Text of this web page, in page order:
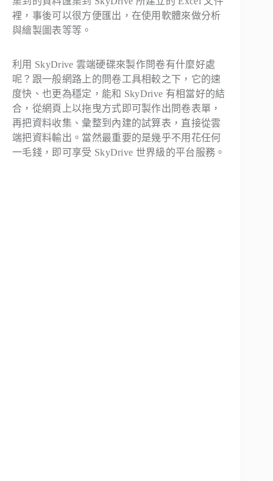
裡，事後可以很方便匯出，在使用軟體來做分析
與繪製圖表等等。
利用 SkyDrive 雲端硬碟來製作問卷有什麼好處
呢？跟一般網路上的問卷工具相較之下，它的速
度快、也更為穩定，能和 SkyDrive 有相當好的結
合，從網頁上以拖曳方式即可製作出問卷表單，
再把資料收集、彙整到內建的試算表，直接從雲
端把資料輸出。當然最重要的是幾乎不用花任何
一毛錢，即可享受 SkyDrive 世界級的平台服務。